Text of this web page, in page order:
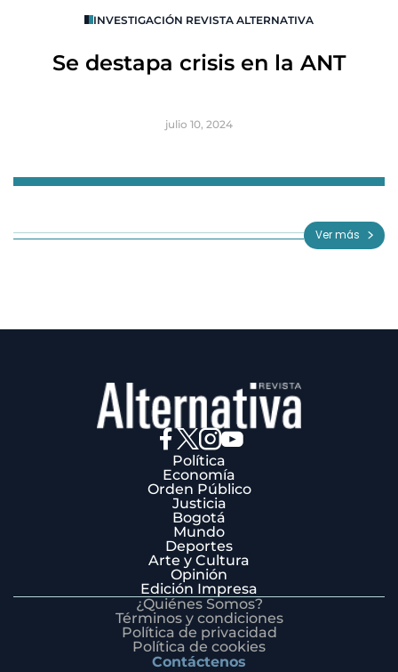
INVESTIGACIÓN REVISTA ALTERNATIVA
Se destapa crisis en la ANT
julio 10, 2024
3
Ver más
Política
Economía
Orden Público
Justicia
Bogotá
Mundo
Deportes
Arte y Cultura
Opinión
Edición Impresa
¿Quiénes Somos?
Términos y condiciones
Política de privacidad
Política de cookies
Contáctenos